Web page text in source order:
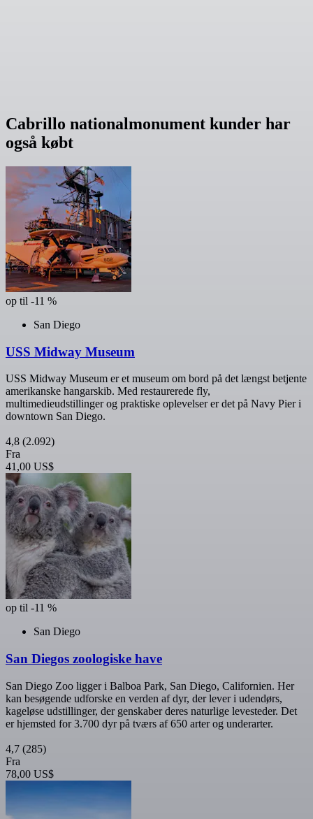
Cabrillo nationalmonument kunder har
også købt
op til -11 %
San Diego
USS Midway Museum
USS Midway Museum er et museum om bord på det længst betjente
amerikanske hangarskib. Med restaurerede fly,
multimedieudstillinger og praktiske oplevelser er det på Navy Pier i
downtown San Diego.
4,8 (2.092)
Fra
41,00 US$
op til -11 %
San Diego
San Diegos zoologiske have
San Diego Zoo ligger i Balboa Park, San Diego, Californien. Her
kan besøgende udforske en verden af dyr, der lever i udendørs,
kageløse udstillinger, der genskaber deres naturlige levesteder. Det
er hjemsted for 3.700 dyr på tværs af 650 arter og underarter.
4,7 (285)
Fra
78,00 US$